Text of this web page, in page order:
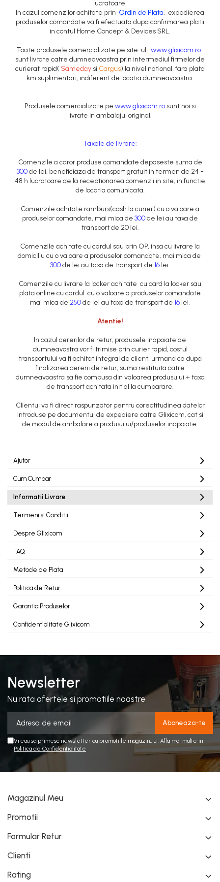
Intretinere Textile si Covoare
Accesorii Gradina
lucratoare.
In cazul comenzilor achitate prin Ordin de Plata, expedierea
produselor comandate va fi efectuata dupa confirmarea platii
in contul Home Concept & Devices SRL.
Toate produsele comercializate pe site-ul www.glixicom.ro
sunt livrate catre dumneavoastra prin intermediul firmelor de
curierat rapid( Sameday si Cargus) la nivel national, fara plata
km suplimentari, indiferent de locatia dumneavoastra.
Produsele comercializate pe www.glixicom.rosunt noi si
livrate in ambalajul original.
Taxele de livrare:
Comenzile a caror produse comandate depaseste suma de
300de lei, beneficiaza de transport gratuit in termen de 24 -
48 h lucratoare de la receptionarea comenzii in site, in functie
de locatia comunicata.
Comenzile achitate ramburs(cash la curier) cu o valoare a
produselor comandate, mai mica de 300de lei au taxa de
transport de 20 lei.
Comenzile achitate cu cardul sau prin OP, insa cu livrare la
domiciliu cu o valoare a produselor comandate, mai mica de
300de lei au taxa de transport de 16 lei.
Comenzile cu livrare la locker achitate cu card la locker sau
plata online cu cardul cu o valoare a produselor comandate
mai mica de 250de lei au taxa de transport de 16 lei.
Atentie!
In cazul cererilor de retur, produsele inapoiate de
dumneavostra vor fi trimise prin curier rapid, costul
transportului va fi achitat integral de client, urmand ca dupa
finalizarea cererii de retur, suma restituita catre
dumneavoastra sa fie compusa din valoarea produsului + taxa
de transport achitata initial la cumparare.
Clientul va fi direct raspunzator pentru corectitudinea datelor
introduse pe documentul de expediere catre Glixicom, cat si
de modul de ambalare a produsului/produselor inapoiate.
Ajutor
Cum Cumpar
Informatii Livrare
Termeni si Conditii
Despre Glixicom
FAQ
Metode de Plata
Politica de Retur
Garantia Produselor
Confidentialitate Glixicom
Newsletter
Nu rata ofertele si promotiile noastre
Vreau sa primesc newsletter cu promotiile magazinului. Afla mai multe in
Politica de Confidentialitate
Magazinul Meu
Promotii
Formular Retur
Clienti
Rating